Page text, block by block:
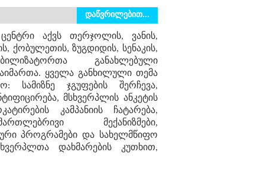
დაწვრილებით...
აქვს თერჯოლის, ვანის,
ქობულეთის, ზუგდიდის, სენაკის,
განახლებული
ყველა განხილული თემა
ჯგუფების შერჩევა,
მსხვერპლის ანკეტის
კამპანიის ჩატარება,
მექანიზმები,
პროგრამები და სახელმწიფო
დახმარების კუთხით,